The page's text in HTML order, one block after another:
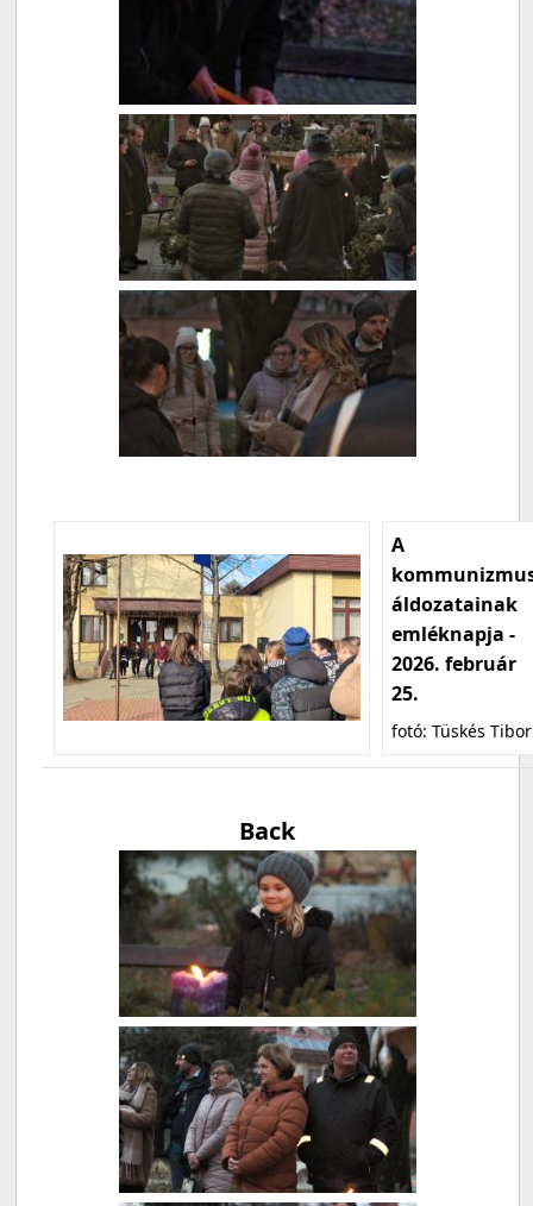
A
áldozatainak
emléknapja -
2026. február
25.
fotó: Tüskés Tibor
Back